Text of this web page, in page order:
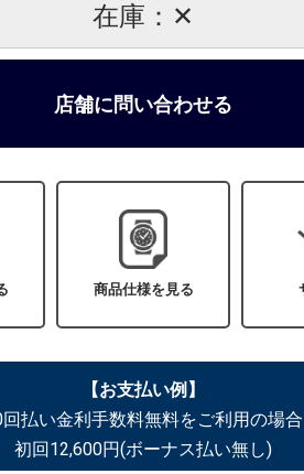
在庫：✕
店舗に問い合わせる
商品仕様を見る
【お支払い例】
払い金利手数料無料をご利用の場合
初回12,600円(ボーナス払い無し)